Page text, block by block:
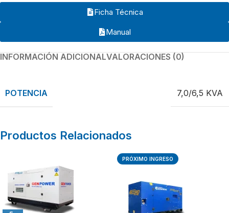
Ficha Técnica
Manual
INFORMACIÓN ADICIONALVALORACIONES (0)
POTENCIA 7,0/6,5 KVA
Productos Relacionados
PRÓXIMO INGRESO